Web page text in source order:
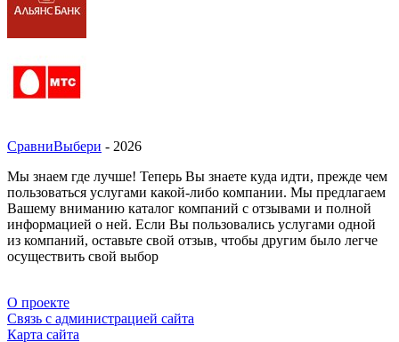
СравниВыбери - 2026
Мы знаем где лучше! Теперь Вы знаете куда идти, прежде чем
пользоваться услугами какой-либо компании. Мы предлагаем
Вашему вниманию каталог компаний с отзывами и полной
информацией о ней. Если Вы пользовались услугами одной
из компаний, оставьте свой отзыв, чтобы другим было легче
осуществить свой выбор
О проекте
Связь с администрацией сайта
Карта сайта